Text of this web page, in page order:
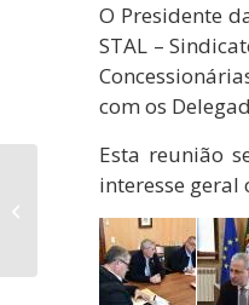
O Presidente
STAL –
com os
Esta reunião
interesse geral
35º Aniversário da
Convenção sobre os
Direitos da Criança
comemorado em...